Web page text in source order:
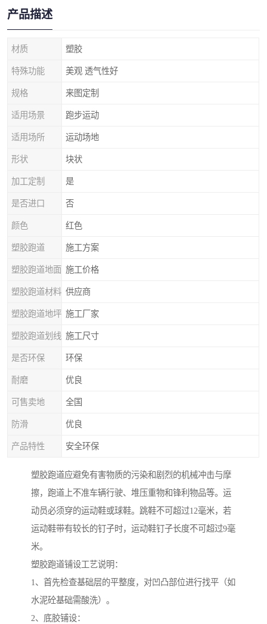
产品描述
材质 塑胶
特殊功能 美观 透气性好
规格 来图定制
适用场景 跑步运动
适用场所 运动场地
形状 块状
加工定制 是
是否进口 否
颜色 红色
塑胶跑道 施工方案
塑胶跑道地面 施工价格
塑胶跑道材料 供应商
塑胶跑道地坪 施工厂家
塑胶跑道划线 施工尺寸
是否环保 环保
耐磨 优良
可售卖地 全国
防滑 优良
产品特性 安全环保
塑胶跑道应避免有害物质的污染和剧烈的机械冲击与摩
擦，跑道上不准车辆行驶、堆压重物和锋利物品等。运
动员必须穿的运动鞋或球鞋。跳鞋不可超过12毫米，若
运动鞋带有较长的钉子时，运动鞋钉子长度不可超过9毫
米。
塑胶跑道铺设工艺说明：
1、首先检查基础层的平整度，对凹凸部位进行找平（如
水泥砼基础需酸洗）。
2、底胶铺设：